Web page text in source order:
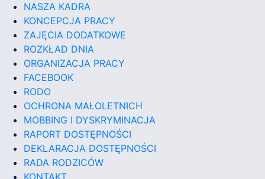
NASZA KADRA
KONCEPCJA PRACY
ZAJĘCIA DODATKOWE
ROZKŁAD DNIA
ORGANIZACJA PRACY
FACEBOOK
RODO
OCHRONA MAŁOLETNICH
MOBBING I DYSKRYMINACJA
RAPORT DOSTĘPNOŚCI
DEKLARACJA DOSTĘPNOŚCI
RADA RODZICÓW
KONTAKT